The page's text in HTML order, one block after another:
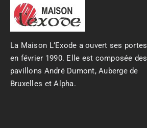
La Maison L’Exode a ouvert ses portes
en février 1990. Elle est composée des
pavillons André Dumont, Auberge de
Bruxelles et Alpha.